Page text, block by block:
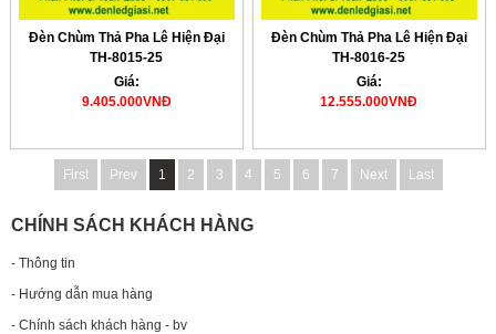
Đèn Chùm Thả Pha Lê Hiện Đại
TH-8015-25
Giá:
9.405.000VNĐ
Đèn Chùm Thả Pha Lê Hiện Đại
TH-8016-25
Giá:
12.555.000VNĐ
First Prev 1 2 3 4 5 6 7 Next Last
CHÍNH SÁCH KHÁCH HÀNG
- Thông tin
- Hướng dẫn mua hàng
- Chính sách khách hàng - bv